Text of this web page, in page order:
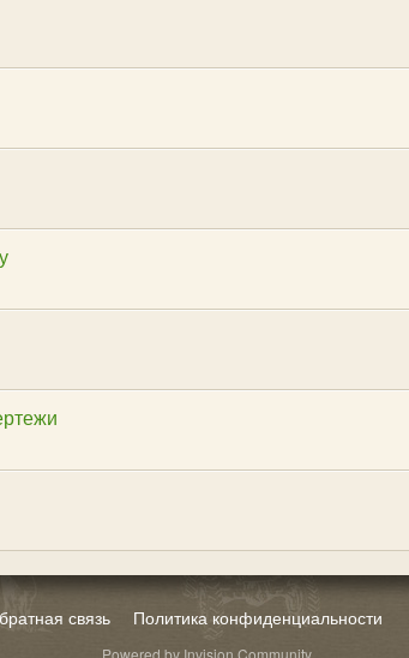
связь Политика конфиденциальности
Powered by Invision Community